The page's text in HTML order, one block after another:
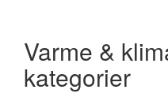
Varme &
kategorier